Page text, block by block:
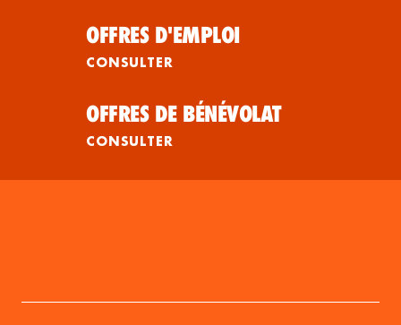
OFFRES D'EMPLOI
CONSULTER
OFFRES DE BÉNÉVOLAT
CONSULTER